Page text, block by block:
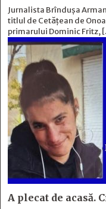
Jurnalista Brîndușa
titlul de Cetățean de
primarului Dominic Fritz,
A plecat de acasă.